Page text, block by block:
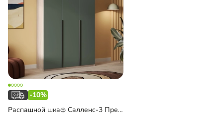
-10%
Распашной шкаф Салленс-3 Премиум